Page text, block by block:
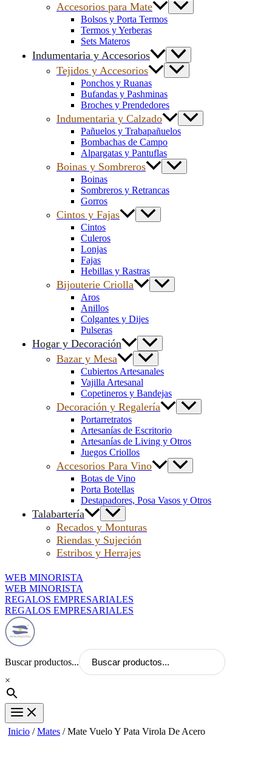
Accesorios para Mate
Bolsos y Porta Termos
Termos y Yerberas
Sets Materos
Indumentaria y Accesorios
Tejidos y Accesorios
Ponchos y Ruanas
Bufandas y Pashminas
Broches y Prendedores
Indumentaria y Calzado
Pañuelos y Trabapañuelos
Bombachas de Campo
Alpargatas y Pantuflas
Boinas y Sombreros
Boinas
Sombreros y Retrancas
Gorros
Cintos y Fajas
Cintos
Culeros
Lonjas
Fajas
Hebillas y Rastras
Bijouterie Criolla
Aros
Anillos
Colgantes y Dijes
Pulseras
Hogar y Decoración
Bazar y Mesa
Cubiertos Artesanales
Vajilla Artesanal
Copetineros y Bandejas
Decoración y Regalería
Portarretratos
Artesanías de Escritorio
Artesanías de Living y Otros
Juegos Criollos
Accesorios Para Vino
Botas de Vino
Porta Botellas
Destapadores, Posa Vasos y Otros
Talabartería
Recados y Monturas
Riendas y Sujeción
Estribos y Herrajes
WEB MINORISTA
WEB MINORISTA
REGALOS EMPRESARIALES
REGALOS EMPRESARIALES
Buscar productos...
×
Inicio /Mates / Mate Vuelo Y Pata Virola De Acero